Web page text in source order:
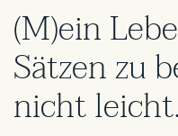
(M)ein
Sätzen zu
nicht